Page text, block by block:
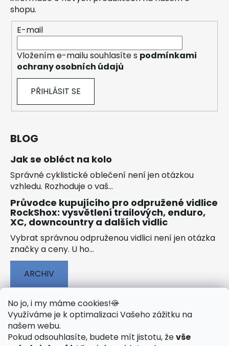
No jo, i my máme cookies!🍪
Využíváme je k optimalizaci Vašeho zážitku na
našem webu.
Pokud odsouhlasíte, budete mít jistotu, ževše
shopu.
E-mail
Vložením e-mailu souhlasíte s podmínkami
ochrany osobních údajů
PŘIHLÁSIT SE
BLOG
Jak se obléct na kolo
Správné cyklistické oblečení není jen otázkou
vzhledu. Rozhoduje o vaš...
Průvodce kupujícího pro odpružené vidlice
RockShox: vysvětlení trailových, enduro,
XC, downcountry a dalších vidlic
Vybrat správnou odpruženou vidlici není jen otázka
značky a ceny. U ho...
ARCHIV
🟢 TECHNOLOGIE
🟢 O ELEKTROKOLECH
🟢 NÁVODY KE STAŽENÍ